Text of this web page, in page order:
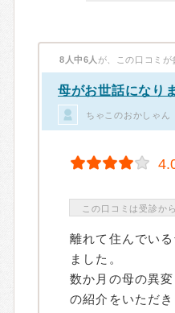
8人中6人 が、この口コミが
母がお世話になり
ちゃこのおかしゃん
この口コミは受診か
離れて住んでい
ました。
数か月の母の異
の紹介をいただ